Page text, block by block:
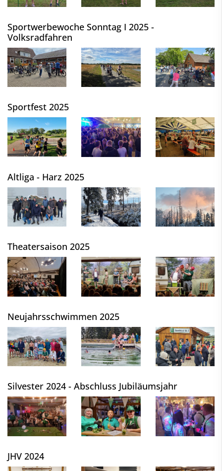
Sportwerbewoche Sonntag I 2025 -
Volksradfahren
Sportfest 2025
Altliga - Harz 2025
Theatersaison 2025
Neujahrsschwimmen 2025
Silvester 2024 - Abschluss Jubiläumsjahr
JHV 2024